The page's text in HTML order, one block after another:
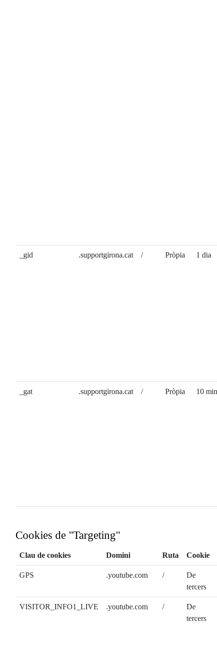
_gid .supportgirona.cat / Pròpia 1 dia
_gat .supportgirona.cat / Pròpia 10
Cookies de "Targeting"
Clau de cookies Domini Ruta Cookie
GPS .youtube.com /
De
tercers
VISITOR_INFO1_LIVE .youtube.com /
De
tercers